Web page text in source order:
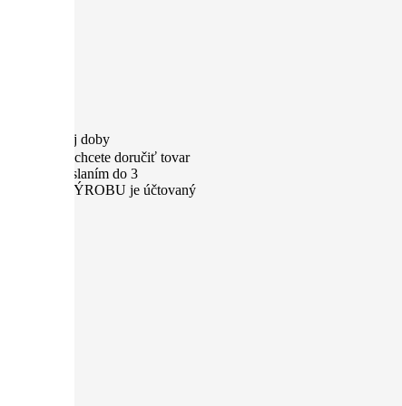
pracovnej doby
alebo chcete doručiť tovar
s odoslaním do 3
VÝROBU je účtovaný